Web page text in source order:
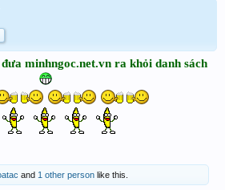
minhngoc.net.vn ra khỏi danh sách
and 1 other person like this.